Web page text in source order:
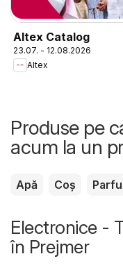
Altex Catalog
23.07. - 12.08.2026
Altex
Produse pe
acum la un
Apă Coș
Electronice -
în Prejmer